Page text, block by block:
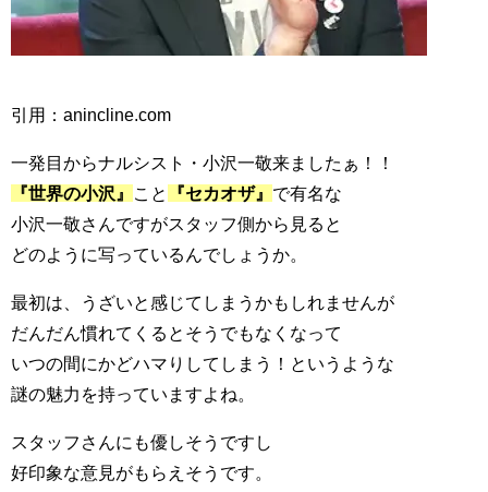
引用：anincline.com
一発目からナルシスト・小沢一敬来ましたぁ！！
『世界の小沢』
こと 『セカオザ』 で有名な
小沢一敬さんですがスタッフ側から見ると
どのように写っているんでしょうか。
最初は、うざいと感じてしまうかもしれませんが
だんだん慣れてくるとそうでもなくなって
いつの間にかどハマりしてしまう！というような
謎の魅力を持っていますよね。
スタッフさんにも優しそうですし
好印象な意見がもらえそうです。